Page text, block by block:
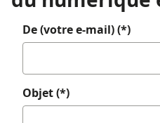
De (votre e-mail) (*)
Objet (*)